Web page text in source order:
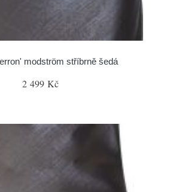
modström stříbrně šedá
2 499 Kč